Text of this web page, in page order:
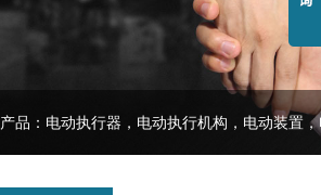
品：电动执行器，电动执行机构，电动装置